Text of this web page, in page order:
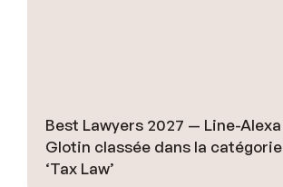
Best Lawyers 2027 — Line-Alexa
Glotin classée dans la catégorie
‘Tax Law’